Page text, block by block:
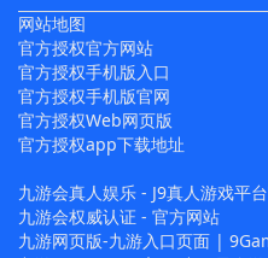
网站地图
官方授权官方网站
官方授权手机版入口
官方授权手机版官网
官方授权Web网页版
官方授权app下载地址
九游会真人娱乐 - J9真人游戏平
九游会权威认证 - 官方网站
九游网页版-九游入口页面 |